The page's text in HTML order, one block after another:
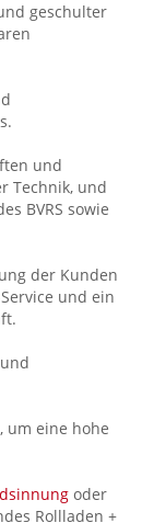
geschulter
und
Technik, und
BVRS sowie
der Kunden
und ein
um eine hohe
oder
Rollladen +